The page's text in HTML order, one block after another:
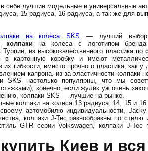
себе лучшие модельные и универсальные
15 радиуса, 16 радиуса, а так же для
на колеса SKS — лучший выбор,
колпаки на колеса с логотипом
Турции, из высококачественного пластика
в картонную коробку и имеют
их гибкости, вместо прочного пластика, как у
капрона, из-за эластичности колпаки
SKS настолько популярны, что мы
конечно, если жулик уж очень
колпаки SKS — лучшие на рынке.
колпаки на колеса 13 радиуса, 14, 15 и
автомобилю индивидуальности,
колпаки J-Tec разнообразны по стилю
GTR серии Volkswagen, колпаки J-
Киев и